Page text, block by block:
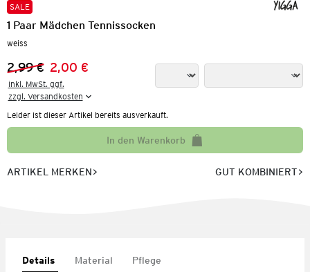
SALE
1 Paar Mädchen Tennissocken
weiss
Vorheriger Preis:
2,99 €
Neuer Preis:
2,00 €
inkl. MwSt. ggf.
zzgl. Versandkosten
Leider ist dieser Artikel bereits ausverkauft.
In den Warenkorb
ARTIKEL MERKEN GUT KOMBINIERT
Details Material Pflege